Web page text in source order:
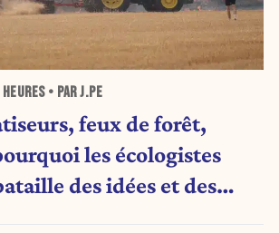
• PAR J.PE
feux de forêt,
les écologistes
des idées et des